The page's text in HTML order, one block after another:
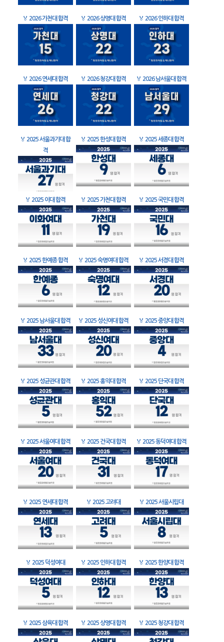
🏅 2026 가천대 합격 🏅 2026 상명대 합격 🏅 2026 인하대 합격
🏅 2026 연세대 합격 🏅 2026 청강대 합격 🏅 2026 남서울대 합격
🏅 2025 서울과기대 합
격
🏅 2025 한성대 합격 🏅 2025 세종대 합격
🏅 2025 이대 합격 🏅 2025 가천대 합격 🏅 2025 국민대 합격
🏅 2025 한예종 합격 🏅 2025 숙명여대 합격 🏅 2025 서경대 합격
🏅 2025 남서울대 합격 🏅 2025 성신여대 합격 🏅 2025 중앙대 합격
🏅 2025 성균관대 합격 🏅 2025 홍익대 합격 🏅 2025 단국대 합격
🏅 2025 서울여대 합격 🏅 2025 건국대 합격 🏅 2025 동덕여대 합격
🏅 2025 연세대 합격 🏅 2025 고려대 🏅 2025 서울시립대
🏅 2025 덕성여대 🏅 2025 인하대 합격 🏅 2025 한양대 합격
🏅 2025 삼육대 합격 🏅 2025 상명대 합격 🏅 2025 청강대 합격